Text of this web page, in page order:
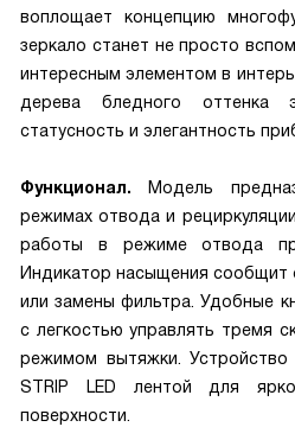
воплощает концепцию
зеркало станет не просто
интересным элементом в
дерева бледного оттенка
статусность и элегантность
Функционал. Модель
режимах отвода и
работы в режиме отвода
Индикатор насыщения сообщит
или замены фильтра. Удобные
с легкостью управлять тремя
режимом вытяжки.
STRIP LED лентой для
поверхности.